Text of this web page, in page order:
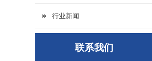
行业新闻
联系我们